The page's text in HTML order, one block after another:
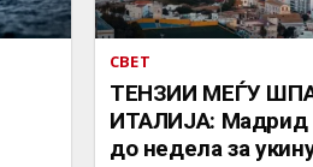
СВЕТ
ТЕНЗИИ МЕЃУ
ИТАЛИЈА: Мадрид
до недела за